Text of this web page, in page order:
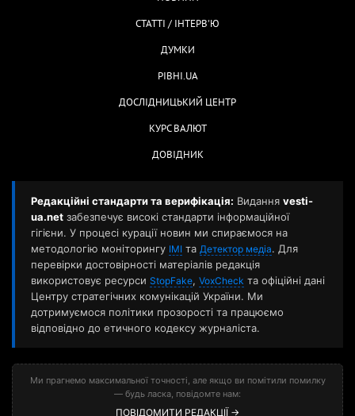
СТАТТІ / ІНТЕРВ'Ю
ДУМКИ
РІВНІ.UA
ДОСЛІДНИЦЬКИЙ ЦЕНТР
КУРС ВАЛЮТ
ДОВІДНИК
Редакційні стандарти та верифікація: Видання vesti-
ua.net забезпечує високі стандарти інформаційної
гігієни. У процесі курації новин ми спираємося на
методологію моніторингу ІМІ та Детектор медіа. Для
перевірки достовірності матеріалів редакція
використовує ресурси StopFake, VoxCheck та офіційні дані
Центру стратегічних комунікацій України. Ми
дотримуємося політики прозорості та працюємо
відповідно до етичного кодексу журналіста.
Ми прагнемо максимальної точності, але якщо ви помітили помилку
— будь ласка, повідомте нам:
ПОВІДОМИТИ РЕДАКЦІЇ →